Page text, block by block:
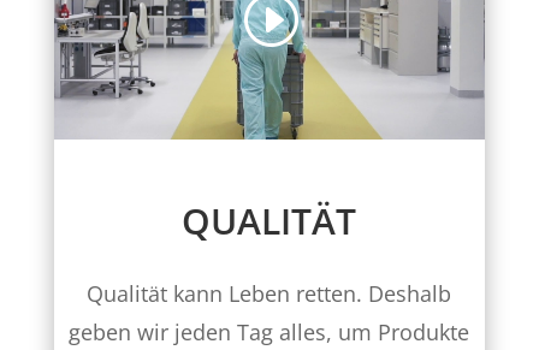
QUALITÄT
Qualität kann Leben retten. Deshalb
geben wir jeden Tag alles, um Produkte